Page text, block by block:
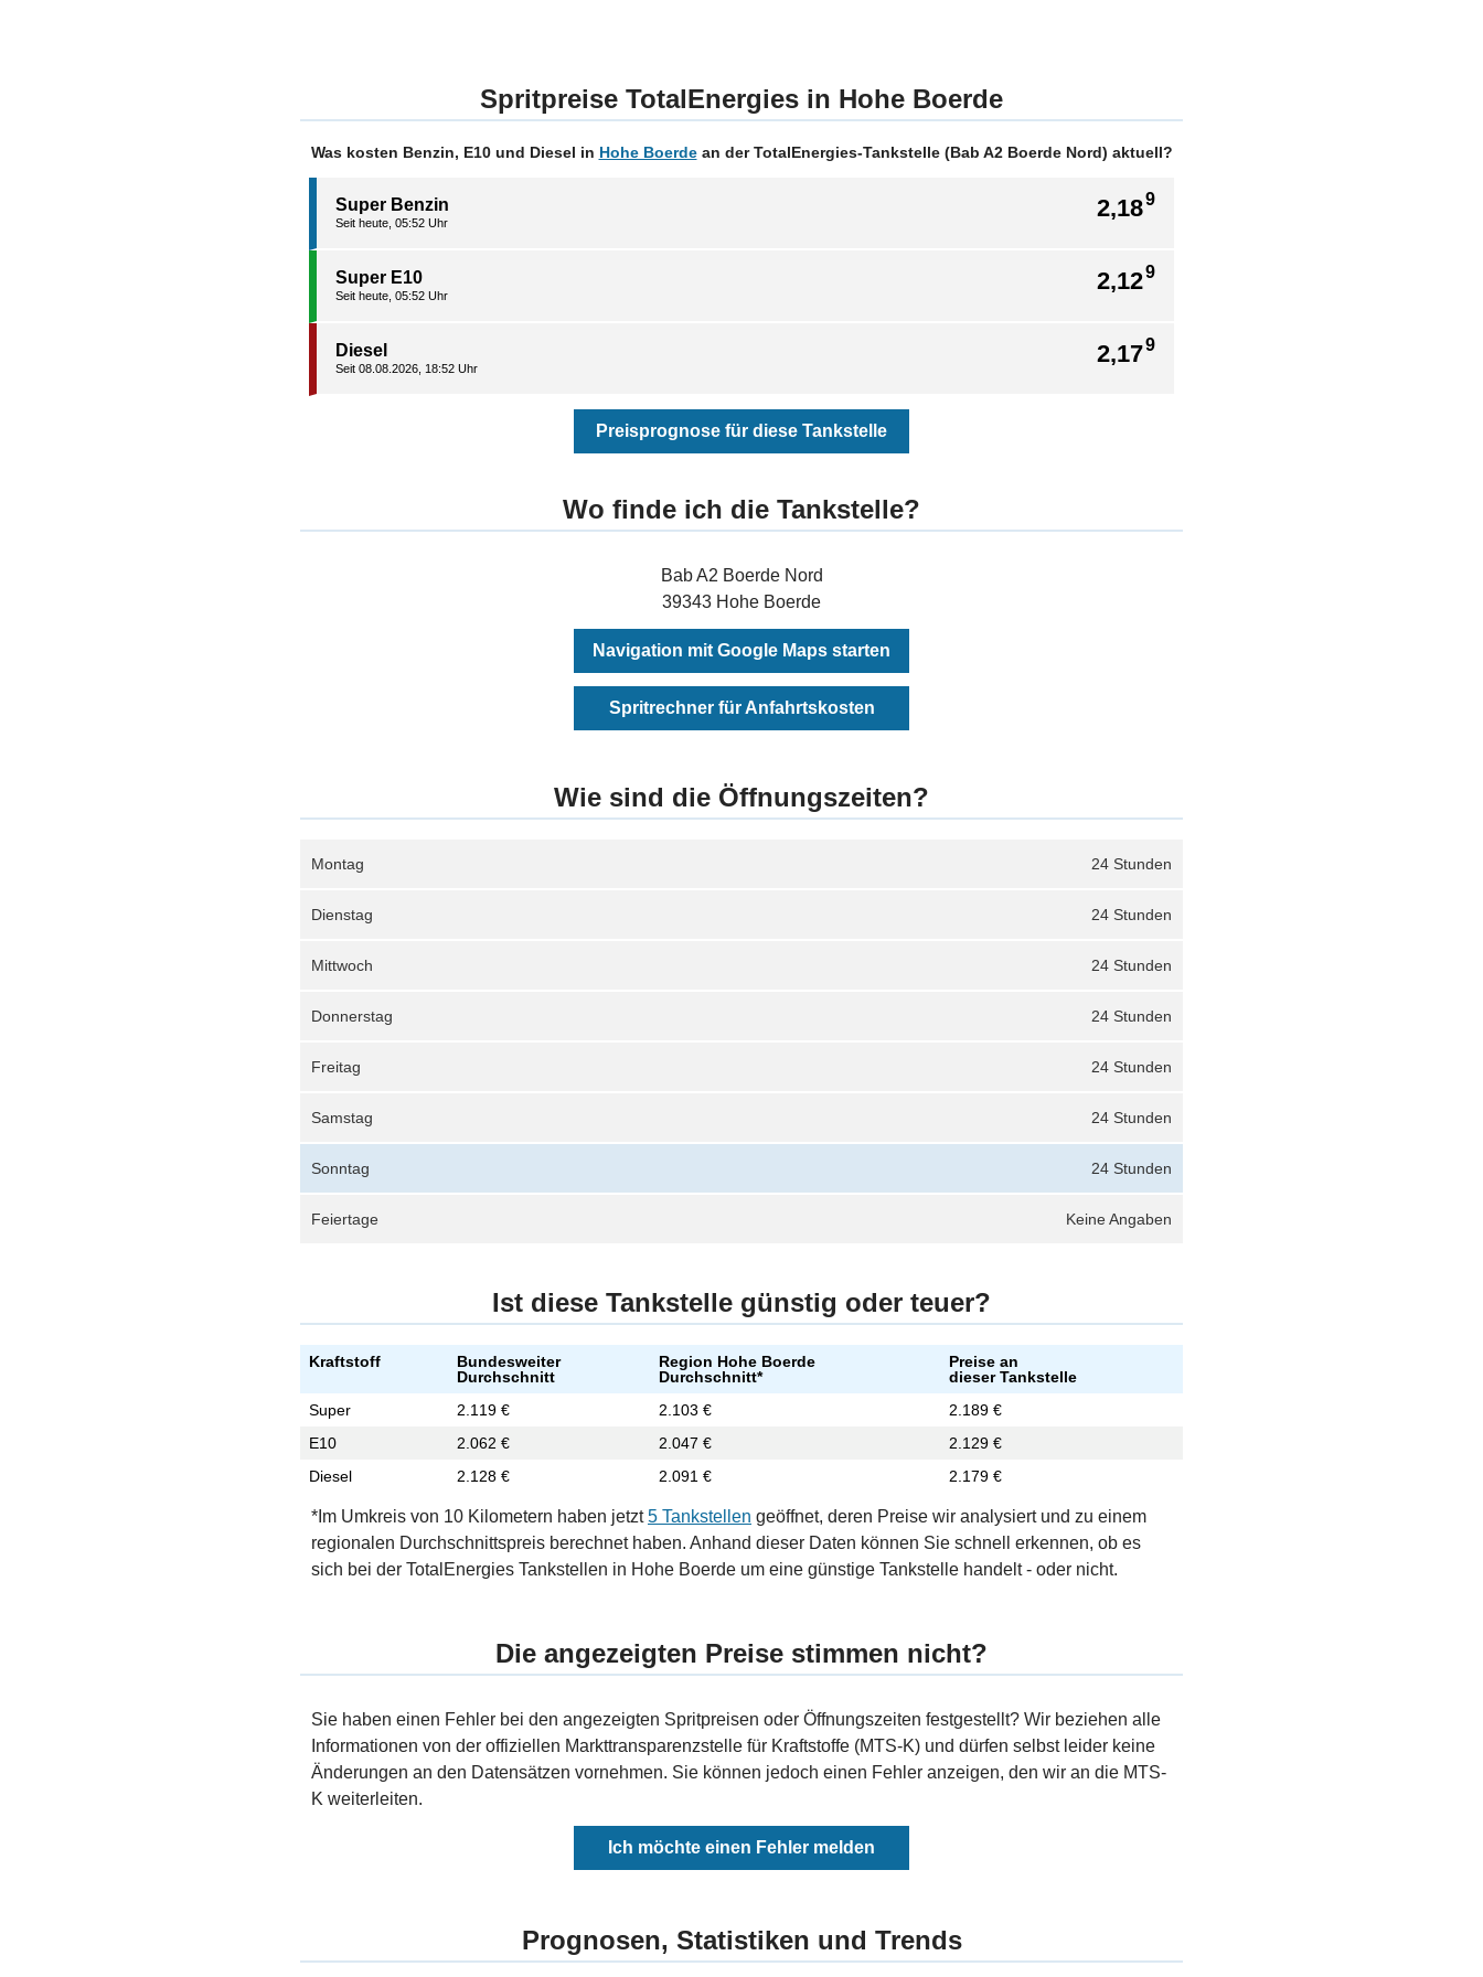
Spritpreise TotalEnergies in Hohe Boerde
Was kosten Benzin, E10 und Diesel in Hohe Boerdean der TotalEnergies-Tankstelle (Bab A2 Boerde Nord) aktuell?
2,189
Super Benzin
Seit heute, 05:52 Uhr
2,129
Super E10
Seit heute, 05:52 Uhr
2,179
Diesel
Seit 08.08.2026, 18:52 Uhr
Preisprognose für diese Tankstelle
Wo finde ich die Tankstelle?
Bab A2 Boerde Nord
39343 Hohe Boerde
Navigation mit Google Maps starten
Spritrechner für Anfahrtskosten
Wie sind die Öffnungszeiten?
24 Stunden
Montag
24 Stunden
Dienstag
24 Stunden
Mittwoch
24 Stunden
Donnerstag
24 Stunden
Freitag
24 Stunden
Samstag
24 Stunden
Sonntag
Keine Angaben
Feiertage
Ist diese Tankstelle günstig oder teuer?
Kraftstoff
Bundesweiter
Durchschnitt
Region Hohe Boerde
Durchschnitt*
Preise an
dieser Tankstelle
Super
2.119 € 2.103 €
2.189 €
E10
2.062 € 2.047 €
2.129 €
Diesel
2.128 € 2.091 € 2.179 €
*Im Umkreis von 10 Kilometern haben jetzt5 Tankstellen geöffnet, deren Preise wir analysiert und zu einem
regionalen Durchschnittspreis berechnet haben. Anhand dieser Daten können Sie schnell erkennen, ob es
sich bei der TotalEnergies Tankstellen in Hohe Boerde um eine günstige Tankstelle handelt - oder nicht.
Die angezeigten Preise stimmen nicht?
Sie haben einen Fehler bei den angezeigten Spritpreisen oder Öffnungszeiten festgestellt? Wir beziehen alle
Informationen von der offiziellen Markttransparenzstelle für Kraftstoffe (MTS-K) und dürfen selbst leider keine
Änderungen an den Datensätzen vornehmen. Sie können jedoch einen Fehler anzeigen, den wir an die MTS-
K weiterleiten.
Ich möchte einen Fehler melden
Prognosen, Statistiken und Trends